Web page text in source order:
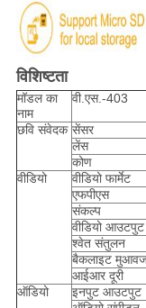
विशिष्टता
मॉडल का
नाम
वी.एस.-403
छवि संवेदक सेंसर
लेंस
कोण
वीडियो
वीडियो फार्मेट
एफपीएस
संकल्प
वीडियो आउटपुट
श्वेत संतुलन
बैकलाइट
आईआर दूरी
ऑडियो
इनपुट आउटपुट